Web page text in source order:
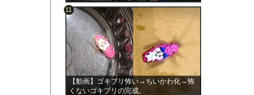
【動画】ゴキブリ怖い→ちいかわ化→怖
くないゴキブリの完成。